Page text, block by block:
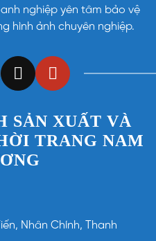
nghiệp yên tâm bảo vệ
hình ảnh chuyên nghiệp.
SẢN XUẤT VÀ
TRANG NAM
Nhân Chính, Thanh